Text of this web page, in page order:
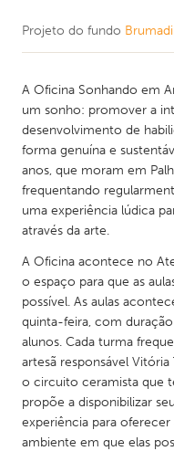
Projeto do fundo
A Oficina Sonhando em
um sonho: promover a
desenvolvimento de
forma genuína e
anos, que moram em
frequentando
uma experiência lúdica
através da arte.
A Oficina acontece no
o espaço para que as
possível. As aulas
quinta-feira, com
alunos. Cada turma
artesã responsável
o circuito ceramista que
propõe a disponibilizar
experiência para oferecer
ambiente em que elas